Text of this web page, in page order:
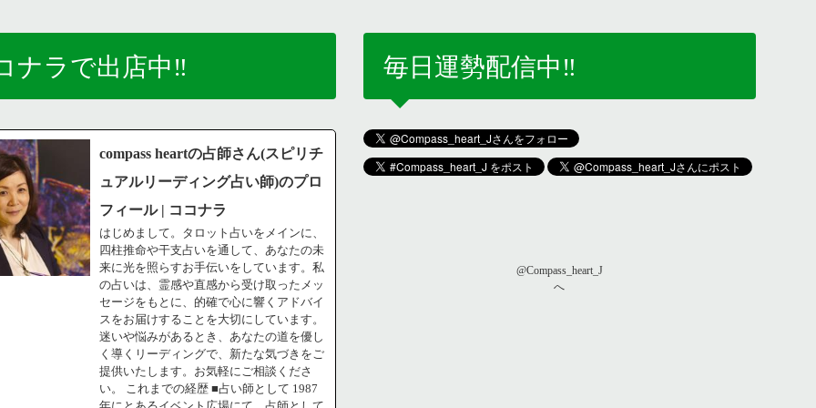
ナラで出店中‼️
compass heartの占師さん(スピリチ
ュアルリーディング占い師)のプロ
フィール | ココナラ
はじめまして。タロット占いをメインに、
四柱推命や干支占いを通して、あなたの未
来に光を照らすお手伝いをしています。私
の占いは、霊感や直感から受け取ったメッ
セージをもとに、的確で心に響くアドバイ
スをお届けすることを大切にしています。
迷いや悩みがあるとき、あなたの道を優し
く導くリーディングで、新たな気づきをご
提供いたします。お気軽にご相談くださ
い。 これまでの経歴 ■占い師として 1987
毎日運勢配信中‼️
@Compass_heart_J
へ